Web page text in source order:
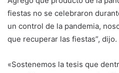
fiestas no se celebraron
un control de la pandemia,
que recuperar las fiestas”, dijo.
«Sostenemos la tesis que